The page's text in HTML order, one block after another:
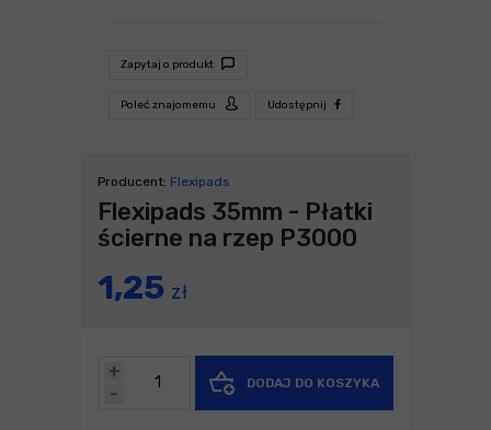
Zapytaj o produkt
Poleć znajomemu Udostępnij
Producent: Flexipads
Flexipads 35mm - Płatki
ścierne na rzep P3000
1,25 zł
-
+
DODAJ DO KOSZYKA